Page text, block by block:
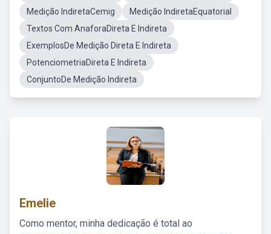
Medição IndiretaCemig
Medição IndiretaEquatorial
Textos Com AnaforaDireta E Indireta
ExemplosDe Medição Direta E Indireta
PotenciometriaDireta E Indireta
ConjuntoDe Medição Indireta
Emelie
Como mentor, minha dedicação é total ao